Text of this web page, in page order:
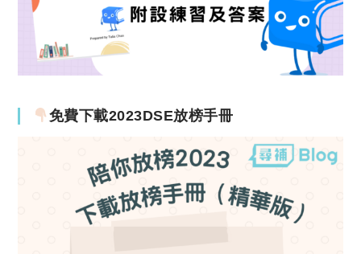
免費下載2023DSE放榜手冊